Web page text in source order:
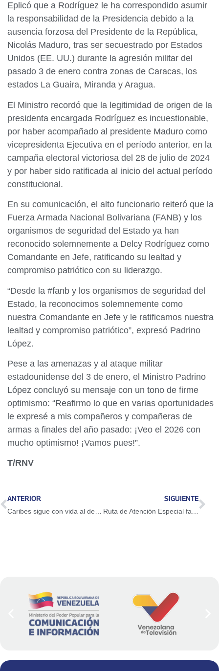
Eplicó que a Rodríguez le ha correspondido asumir
la responsabilidad de la Presidencia debido a la
ausencia forzosa del Presidente de la República,
Nicolás Maduro, tras ser secuestrado por Estados
Unidos (EE. UU.) durante la agresión militar del
pasado 3 de enero contra zonas de Caracas, los
estados La Guaira, Miranda y Aragua.
El Ministro recordó que la legitimidad de origen de la
presidenta encargada Rodríguez es incuestionable,
por haber acompañado al presidente Maduro como
vicepresidenta Ejecutiva en el período anterior, en la
campaña electoral victoriosa del 28 de julio de 2024
y por haber sido ratificada al inicio del actual período
constitucional.
En su comunicación, el alto funcionario reiteró que la
Fuerza Armada Nacional Bolivariana (FANB) y los
organismos de seguridad del Estado ya han
reconocido solemnemente a Delcy Rodríguez como
Comandante en Jefe, ratificando su lealtad y
compromiso patriótico con su liderazgo.
“Desde la #fanb y los organismos de seguridad del
Estado, la reconocimos solemnemente como
nuestra Comandante en Jefe y le ratificamos nuestra
lealtad y compromiso patriótico”, expresó Padrino
López.
Pese a las amenazas y al ataque militar
estadounidense del 3 de enero, el Ministro Padrino
López concluyó su mensaje con un tono de firme
optimismo: “Reafirmo lo que en varias oportunidades
le expresé a mis compañeros y compañeras de
armas a finales del año pasado: ¡Veo el 2026 con
mucho optimismo! ¡Vamos pues!”.
T/RNV
ANTERIOR SIGUIENTE